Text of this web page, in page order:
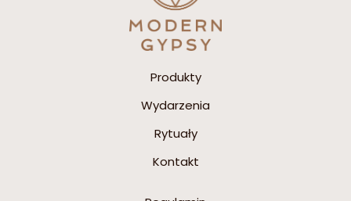
Produkty
Wydarzenia
Rytuały
Kontakt